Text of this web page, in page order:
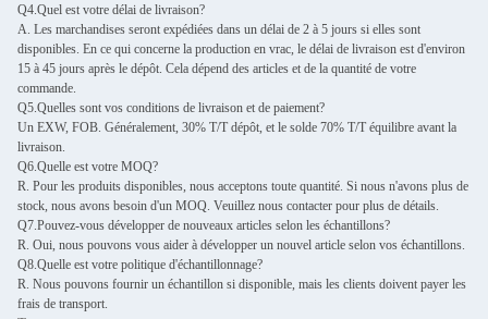
Q4.Quel est votre délai de livraison?
A. Les marchandises seront expédiées dans un délai de 2 à 5 jours si elles sont
disponibles. En ce qui concerne la production en vrac, le délai de livraison est d'environ
15 à 45 jours après le dépôt. Cela dépend des articles et de la quantité de votre
commande.
Q5.Quelles sont vos conditions de livraison et de paiement?
Un EXW, FOB. Généralement, 30% T/T dépôt, et le solde 70% T/T équilibre avant la
livraison.
Q6.Quelle est votre MOQ?
R. Pour les produits disponibles, nous acceptons toute quantité. Si nous n'avons plus de
stock, nous avons besoin d'un MOQ. Veuillez nous contacter pour plus de détails.
Q7.Pouvez-vous développer de nouveaux articles selon les échantillons?
R. Oui, nous pouvons vous aider à développer un nouvel article selon vos échantillons.
Q8.Quelle est votre politique d'échantillonnage?
R. Nous pouvons fournir un échantillon si disponible, mais les clients doivent payer les
frais de transport.